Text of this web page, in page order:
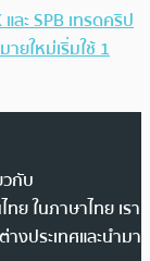
ละ SPB เทรดคริป
ยใหม่เริ่มใช้ 1
กับ
ย ในภาษาไทย เรา
งประเทศและนำมา